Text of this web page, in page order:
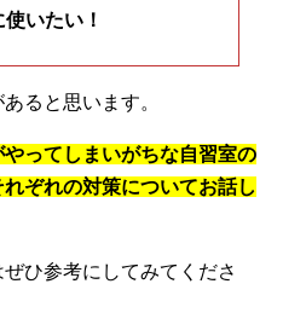
いたい！
ると思います。
ってしまいがちな自習室の
ぞれの対策についてお話し
ひ参考にしてみてくださ